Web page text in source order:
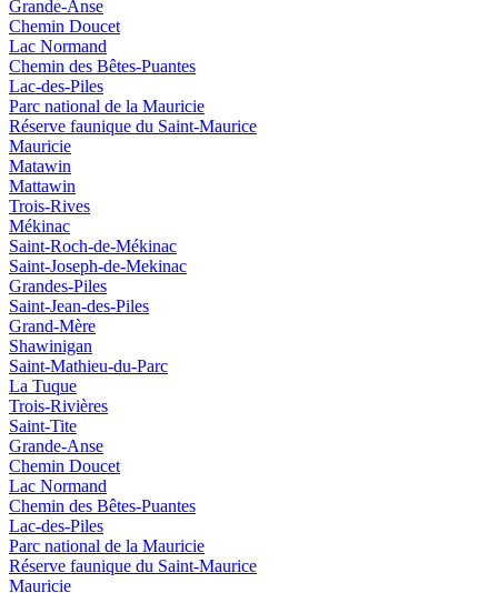
Grande-Anse
Chemin Doucet
Lac Normand
Chemin des Bêtes-Puantes
Lac-des-Piles
Parc national de la Mauricie
Réserve faunique du Saint‑Maurice
Mauricie
Matawin
Mattawin
Trois-Rives
Mékinac
Saint-Roch-de-Mékinac
Saint-Joseph-de-Mekinac
Grandes-Piles
Saint-Jean-des-Piles
Grand-Mère
Shawinigan
Saint-Mathieu-du-Parc
La Tuque
Trois-Rivières
Saint-Tite
Grande-Anse
Chemin Doucet
Lac Normand
Chemin des Bêtes-Puantes
Lac-des-Piles
Parc national de la Mauricie
Réserve faunique du Saint‑Maurice
Mauricie